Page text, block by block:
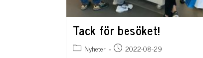
Tack för besöket!
Nyheter 2022-08-29